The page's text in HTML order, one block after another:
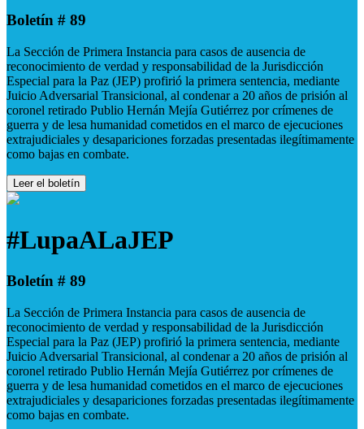
Boletín # 89
La Sección de Primera Instancia para casos de ausencia de
reconocimiento de verdad y responsabilidad de la Jurisdicción
Especial para la Paz (JEP) profirió la primera sentencia, mediante
Juicio Adversarial Transicional, al condenar a 20 años de prisión al
coronel retirado Publio Hernán Mejía Gutiérrez por crímenes de
guerra y de lesa humanidad cometidos en el marco de ejecuciones
extrajudiciales y desapariciones forzadas presentadas ilegítimamente
como bajas en combate.
Leer el boletín
#LupaALaJEP
Boletín # 89
La Sección de Primera Instancia para casos de ausencia de
reconocimiento de verdad y responsabilidad de la Jurisdicción
Especial para la Paz (JEP) profirió la primera sentencia, mediante
Juicio Adversarial Transicional, al condenar a 20 años de prisión al
coronel retirado Publio Hernán Mejía Gutiérrez por crímenes de
guerra y de lesa humanidad cometidos en el marco de ejecuciones
extrajudiciales y desapariciones forzadas presentadas ilegítimamente
como bajas en combate.